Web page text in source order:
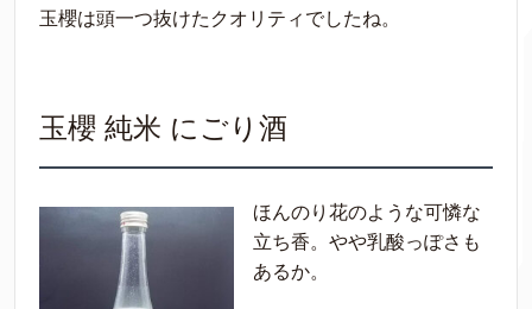
玉櫻は頭一つ抜けたクオリティでしたね。
玉櫻 純米 にごり酒
ほんのり花のような可憐な
立ち香。やや乳酸っぽさも
あるか。